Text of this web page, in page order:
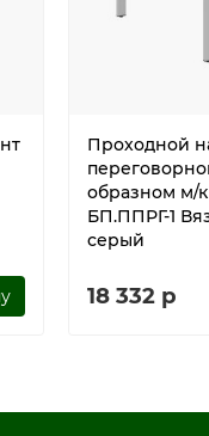
Проходной
образном м/
БП.ППРГ-1
серый
18 332 р